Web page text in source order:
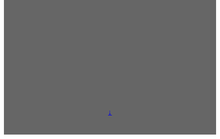
↓